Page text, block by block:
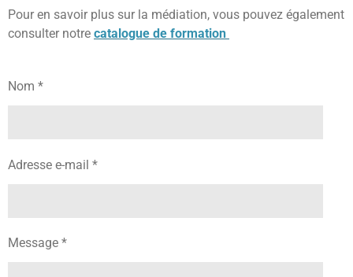
Pour en savoir plus sur la médiation, vous pouvez également
consulter notre catalogue de formation
Nom *
Adresse e-mail *
Message *